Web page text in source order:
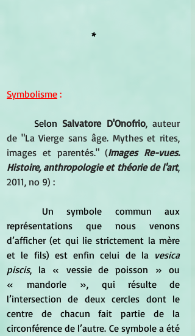
*
Symbolisme :
	Selon
Salvatore D'Onofrio, auteur
de "La Vierge sans âge. Mythes et rites,
images et parentés." (Images Re-vues.
Histoire, anthropologie et théorie de l'art,
2011, no 9) :
représentations que nous venons
d’afficher (et qui lie strictement la mère
et le fils) est enfin celui de la vesica
piscis, la « vessie de poisson » ou
« mandorle », qui résulte de
l’intersection de deux cercles dont le
centre de chacun fait partie de la
circonférence de l’autre. Ce symbole a été